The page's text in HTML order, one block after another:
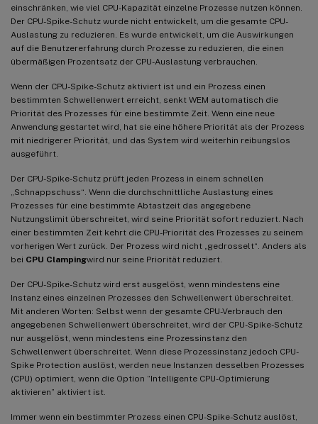
einschränken, wie viel CPU-Kapazität einzelne Prozesse nutzen können.
Der CPU-Spike-Schutz wurde nicht entwickelt, um die gesamte CPU-
Auslastung zu reduzieren. Es wurde entwickelt, um die Auswirkungen
auf die Benutzererfahrung durch Prozesse zu reduzieren, die einen
übermäßigen Prozentsatz der CPU-Auslastung verbrauchen.
Wenn der CPU-Spike-Schutz aktiviert ist und ein Prozess einen
bestimmten Schwellenwert erreicht, senkt WEM automatisch die
Priorität des Prozesses für eine bestimmte Zeit. Wenn eine neue
Anwendung gestartet wird, hat sie eine höhere Priorität als der Prozess
mit niedrigerer Priorität, und das System wird weiterhin reibungslos
ausgeführt.
Der CPU-Spike-Schutz prüft jeden Prozess in einem schnellen
„Schnappschuss“. Wenn die durchschnittliche Auslastung eines
Prozesses für eine bestimmte Abtastzeit das angegebene
Nutzungslimit überschreitet, wird seine Priorität sofort reduziert. Nach
einer bestimmten Zeit kehrt die CPU-Priorität des Prozesses zu seinem
vorherigen Wert zurück. Der Prozess wird nicht „gedrosselt“. Anders als
bei CPU Clampingwird nur seine Priorität reduziert.
Der CPU-Spike-Schutz wird erst ausgelöst, wenn mindestens eine
Instanz eines einzelnen Prozesses den Schwellenwert überschreitet.
Mit anderen Worten: Selbst wenn der gesamte CPU-Verbrauch den
angegebenen Schwellenwert überschreitet, wird der CPU-Spike-Schutz
nur ausgelöst, wenn mindestens eine Prozessinstanz den
Schwellenwert überschreitet. Wenn diese Prozessinstanz jedoch CPU-
Spike Protection auslöst, werden neue Instanzen desselben Prozesses
(CPU) optimiert, wenn die Option “Intelligente CPU-Optimierung
aktivieren” aktiviert ist.
Immer wenn ein bestimmter Prozess einen CPU-Spike-Schutz auslöst,